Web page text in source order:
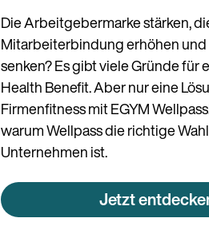
Die Arbeitgebermarke stärken,
Mitarbeiterbindung erhöhen
senken? Es gibt viele Gründe für
Health Benefit. Aber nur eine
Firmenfitness mit EGYM
warum Wellpass die richtige
Unternehmen ist.
Jetzt